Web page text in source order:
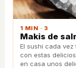
1 MIN · 3
Makis de
El sushi cada
con estas
en casa unos